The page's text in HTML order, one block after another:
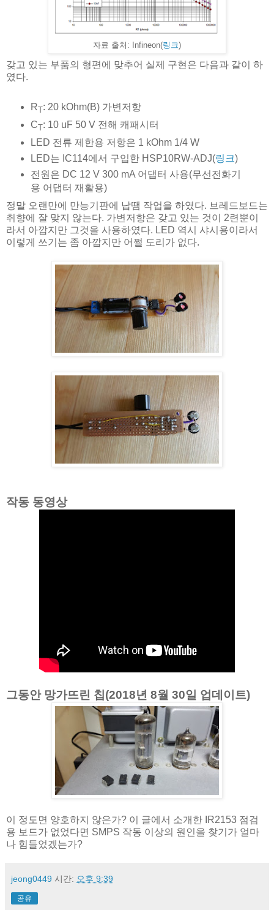
자료 출처: Infineon(링크)
갖고 있는 부품의 형편에 맞추어 실제 구현은 다음과 같이 하
였다.
RT: 20 kOhm(B) 가변저항
CT: 10 uF 50 V 전해 캐패시터
LED 전류 제한용 저항은 1 kOhm 1/4 W
LED는 IC114에서 구입한 HSP10RW-ADJ(링크)
전원은 DC 12 V 300 mA 어댑터 사용(무선전화기
용 어댑터 재활용)
정말 오랜만에 만능기판에 납땜 작업을 하였다. 브레드보드는
취향에 잘 맞지 않는다. 가변저항은 갖고 있는 것이 2련뿐이
라서 아깝지만 그것을 사용하였다. LED 역시 샤시용이라서
이렇게 쓰기는 좀 아깝지만 어쩔 도리가 없다.
작동 동영상
그동안 망가뜨린 칩(2018년 8월 30일 업데이트)
이 정도면 양호하지 않은가? 이 글에서 소개한 IR2153 점검
용 보드가 없었다면 SMPS 작동 이상의 원인을 찾기가 얼마
나 힘들었겠는가?
jeong0449 시간: 오후 9:39
공유